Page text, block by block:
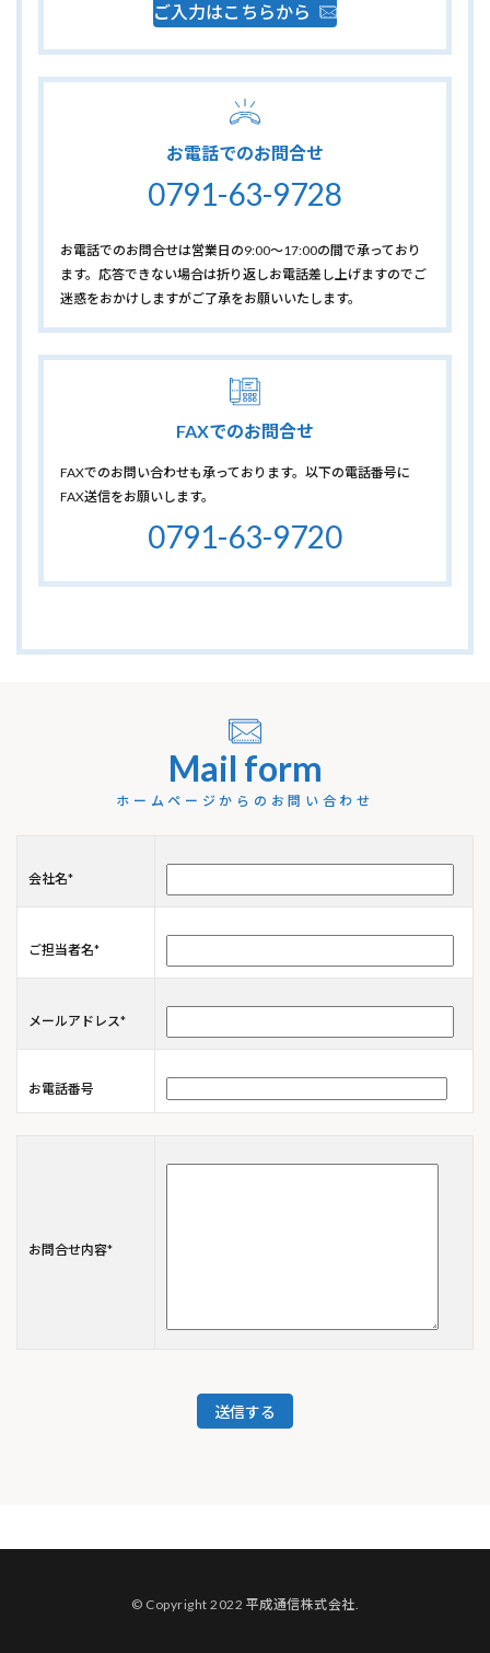
ご入力はこちらから
お電話でのお問合せ
0791-63-9728
お電話でのお問合せは営業日の9:00～17:00の間で承っており
ます。応答できない場合は折り返しお電話差し上げますのでご
迷惑をおかけしますがご了承をお願いいたします。
FAXでのお問合せ
FAXでのお問い合わせも承っております。以下の電話番号に
FAX送信をお願いします。
0791-63-9720
Mail form
ホームページからのお問い合わせ
会社名*
ご担当者名*
メールアドレス*
お電話番号
お問合せ内容*
© Copyright 2022 平成通信株式会社.